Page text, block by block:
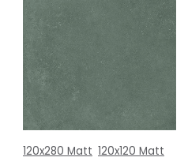
120x280 Matt 120x120 Matt